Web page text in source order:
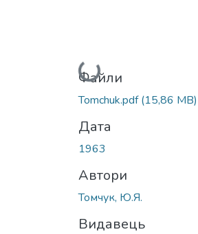
Вантажиться...
Файли
Tomchuk.pdf(15,86 MB)
Дата
1963
Автори
Томчук, Ю.Я.
Видавець